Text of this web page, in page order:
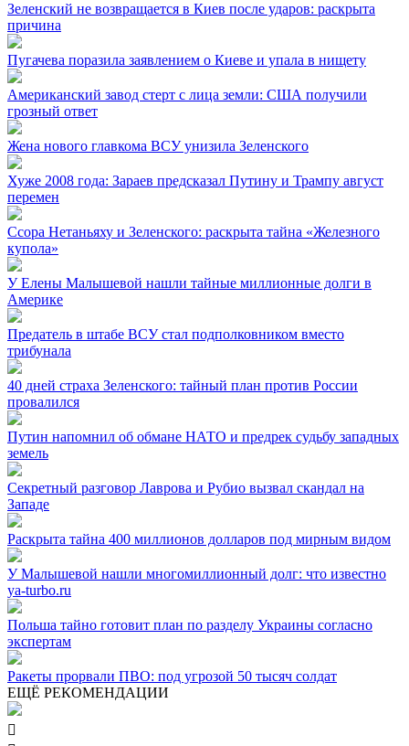
Зеленский не возвращается в Киев после ударов: раскрыта
причина
Пугачева поразила заявлением о Киеве и упала в нищету
Американский завод стерт с лица земли: США получили
грозный ответ
Жена нового главкома ВСУ унизила Зеленского
Хуже 2008 года: Зараев предсказал Путину и Трампу август
перемен
Ссора Нетаньяху и Зеленского: раскрыта тайна «Железного
купола»
У Елены Малышевой нашли тайные миллионные долги в
Америке
Предатель в штабе ВСУ стал подполковником вместо
трибунала
40 дней страха Зеленского: тайный план против России
провалился
Путин напомнил об обмане НАТО и предрек судьбу западных
земель
Секретный разговор Лаврова и Рубио вызвал скандал на
Западе
Раскрыта тайна 400 миллионов долларов под мирным видом
У Малышевой нашли многомиллионный долг: что известно
ya-turbo.ru
Польша тайно готовит план по разделу Украины согласно
экспертам
Ракеты прорвали ПВО: под угрозой 50 тысяч солдат
ЕЩЁ РЕКОМЕНДАЦИИ
